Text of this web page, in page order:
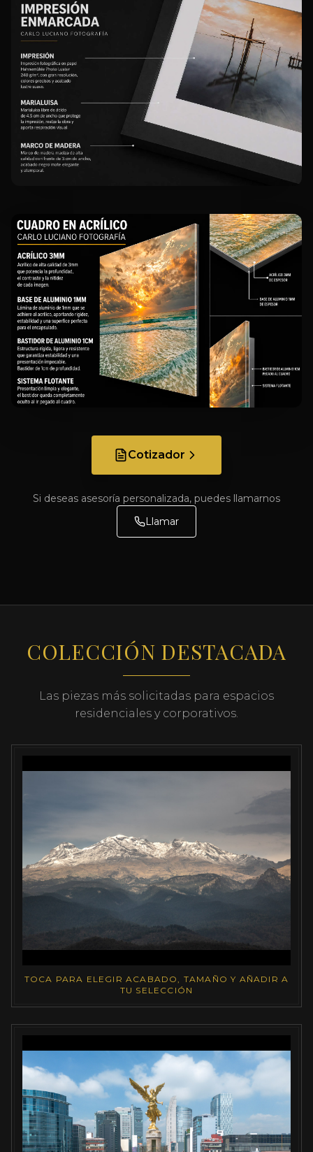
Cotizador
Si deseas asesoría personalizada, puedes llamarnos
Llamar
COLECCIÓN DESTACADA
Las piezas más solicitadas para espacios
residenciales y corporativos.
TOCA PARA ELEGIR ACABADO, TAMAÑO Y AÑADIR A
TU SELECCIÓN